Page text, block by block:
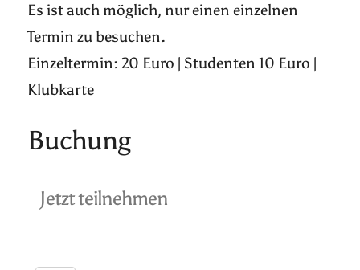
Es ist auch möglich, nur einen einzelnen
Termin zu besuchen.
Einzeltermin: 20 Euro | Studenten 10 Euro |
Klubkarte
Buchung
Jetzt teilnehmen